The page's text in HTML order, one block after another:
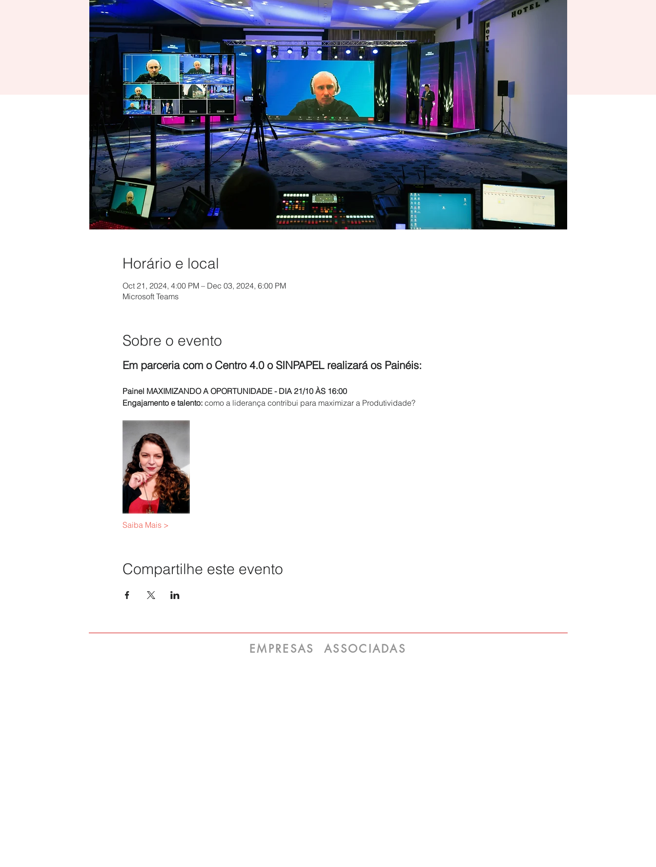
Horário e local
Oct 21, 2024, 4:00 PM – Dec 03, 2024, 6:00 PM
Microsoft Teams
Sobre o evento
Em parceria com o Centro 4.0 o SINPAPEL realizará os Painéis:
Painel MAXIMIZANDO A OPORTUNIDADE - DIA 21/10 ÀS 16:00
Engajamento e talento: como a liderança contribui para maximizar a Produtividade?
Saiba Mais >
Compartilhe este evento
EMPRESAS ASSOCIADAS